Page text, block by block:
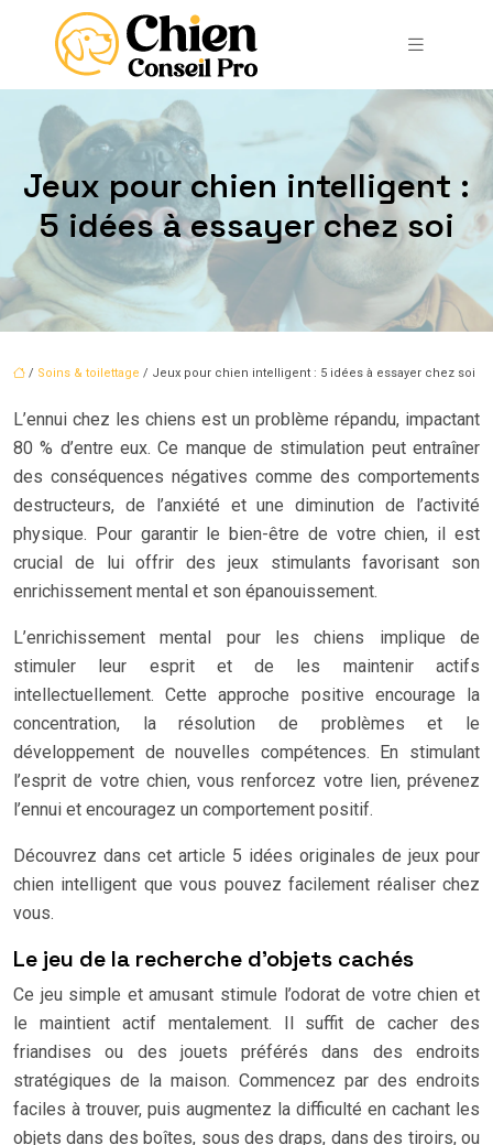
Jeux pour chien intelligent :
5 idées à essayer chez soi
/ Soins & toilettage / Jeux pour chien intelligent : 5 idées à essayer chez soi
L’ennui chez les chiens est un problème répandu, impactant
80 % d’entre eux. Ce manque de stimulation peut entraîner
des conséquences négatives comme des comportements
destructeurs, de l’anxiété et une diminution de l’activité
physique. Pour garantir le bien-être de votre chien, il est
crucial de lui offrir des jeux stimulants favorisant son
enrichissement mental et son épanouissement.
L’enrichissement mental pour les chiens implique de
stimuler leur esprit et de les maintenir actifs
intellectuellement. Cette approche positive encourage la
concentration, la résolution de problèmes et le
développement de nouvelles compétences. En stimulant
l’esprit de votre chien, vous renforcez votre lien, prévenez
l’ennui et encouragez un comportement positif.
Découvrez dans cet article 5 idées originales de jeux pour
chien intelligent que vous pouvez facilement réaliser chez
vous.
Le jeu de la recherche d’objets cachés
Ce jeu simple et amusant stimule l’odorat de votre chien et
le maintient actif mentalement. Il suffit de cacher des
friandises ou des jouets préférés dans des endroits
stratégiques de la maison. Commencez par des endroits
faciles à trouver, puis augmentez la difficulté en cachant les
objets dans des boîtes, sous des draps, dans des tiroirs, ou